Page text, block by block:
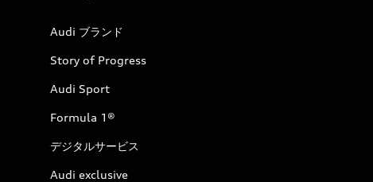
Audi ブランド
Story of Progress
Audi Sport
Formula 1®
デジタルサービス
Audi exclusive